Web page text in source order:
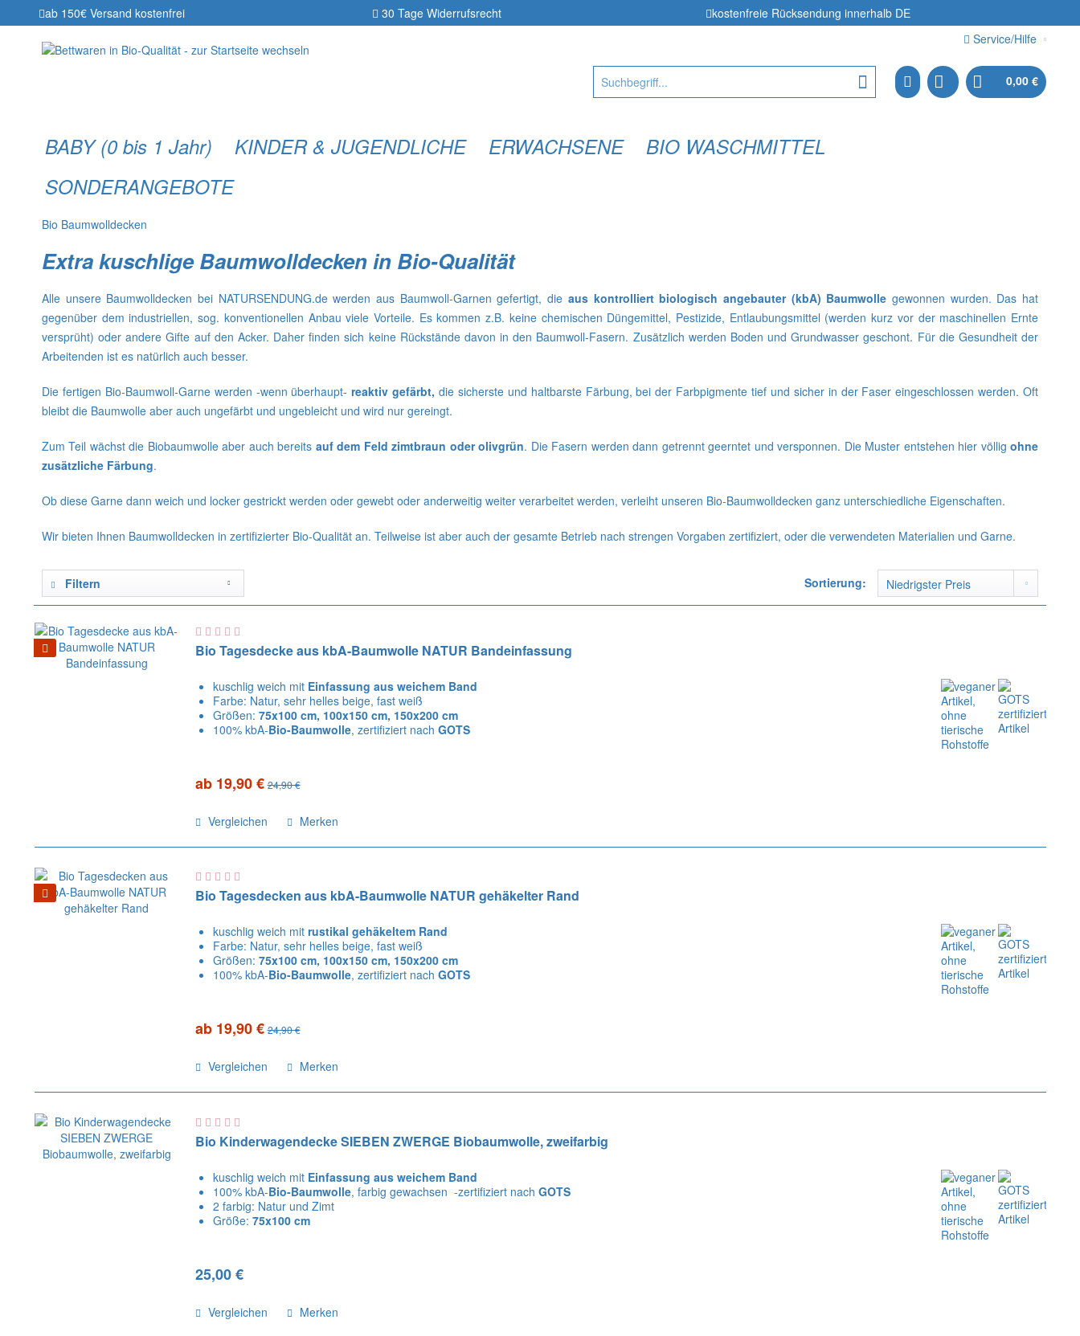
ab 150€ Versand kostenfrei 30 Tage Widerrufsrecht kostenfreie Rücksendung innerhalb DE
Service/Hilfe
0,00 €
BABY (0 bis 1 Jahr) KINDER & JUGENDLICHE ERWACHSENE
BIO WASCHMITTEL
SONDERANGEBOTE
Bio Baumwolldecken
Extra kuschlige Baumwolldecken in Bio-Qualität
Alle unsere Baumwolldecken bei NATURSENDUNG.de werden aus Baumwoll-Garnen gefertigt, die aus kontrolliert biologisch angebauter (kbA) Baumwolle gewonnen wurden. Das hat
gegenüber dem industriellen, sog. konventionellen Anbau viele Vorteile. Es kommen z.B. keine chemischen Düngemittel, Pestizide, Entlaubungsmittel (werden kurz vor der maschinellen Ernte
versprüht) oder andere Gifte auf den Acker. Daher finden sich keine Rückstände davon in den Baumwoll-Fasern. Zusätzlich werden Boden und Grundwasser geschont. Für die Gesundheit der
Arbeitenden ist es natürlich auch besser.
Die fertigen Bio-Baumwoll-Garne werden -wenn überhaupt-reaktiv gefärbt, die sicherste und haltbarste Färbung, bei der Farbpigmente tief und sicher in der Faser eingeschlossen werden. Oft
bleibt die Baumwolle aber auch ungefärbt und ungebleicht und wird nur gereingt.
Zum Teil wächst die Biobaumwolle aber auch bereits auf dem Feld zimtbraun oder olivgrün. Die Fasern werden dann getrennt geerntet und versponnen. Die Muster entstehen hier völligohne
zusätzliche Färbung.
Ob diese Garne dann weich und locker gestrickt werden oder gewebt oder anderweitig weiter verarbeitet werden, verleiht unseren Bio-Baumwolldecken ganz unterschiedliche Eigenschaften.
Wir bieten Ihnen Baumwolldecken in zertifizierter Bio-Qualität an. Teilweise ist aber auch der gesamte Betrieb nach strengen Vorgaben zertifiziert, oder die verwendeten Materialien und Garne.
Filtern Sortierung:
Bio Tagesdecke aus kbA-Baumwolle NATUR Bandeinfassung
kuschlig weich mitEinfassung aus weichem Band
Farbe: Natur, sehr helles beige, fast weiß
Größen: 75x100 cm, 100x150 cm, 150x200 cm
100% kbA-Bio-Baumwolle, zertifiziert nach GOTS
ab 19,90 € 24,90 €
Vergleichen Merken
Bio Tagesdecken aus kbA-Baumwolle NATUR gehäkelter Rand
kuschlig weich mitrustikal gehäkeltem Rand
Farbe: Natur, sehr helles beige, fast weiß
Größen: 75x100 cm, 100x150 cm, 150x200 cm
100% kbA-Bio-Baumwolle, zertifiziert nach GOTS
ab 19,90 € 24,90 €
Vergleichen Merken
Bio Kinderwagendecke SIEBEN ZWERGE Biobaumwolle, zweifarbig
kuschlig weich mitEinfassung aus weichem Band
100% kbA-Bio-Baumwolle, farbig gewachsen -zertifiziert nach GOTS
2 farbig: Natur und Zimt
Größe: 75x100 cm
25,00 €
Vergleichen Merken